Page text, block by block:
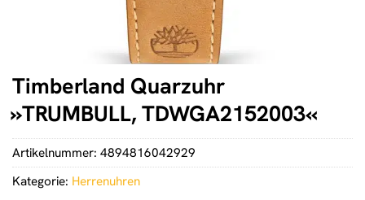
Timberland Quarzuhr
»TRUMBULL, TDWGA2152003«
Artikelnummer: 4894816042929
Kategorie: Herrenuhren